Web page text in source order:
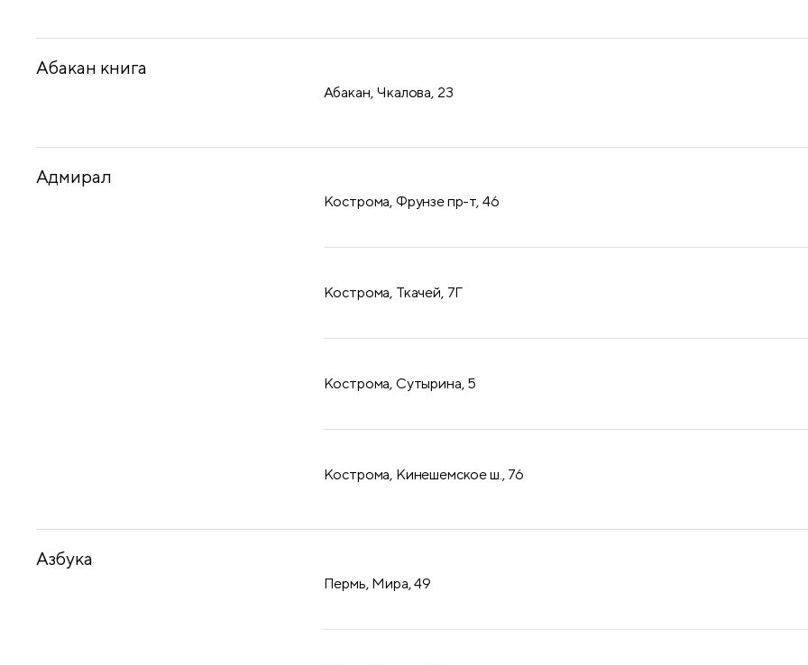
Абакан книга
Абакан, Чкалова, 23
Адмирал
Кострома, Фрунзе пр-т, 46
Кострома, Ткачей, 7Г
Кострома, Сутырина, 5
Кострома, Кинешемское ш., 76
Азбука
Пермь, Мира, 49